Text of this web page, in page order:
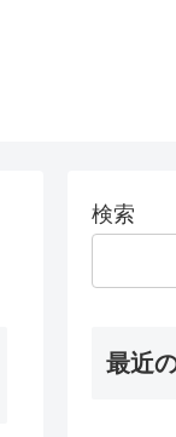
検索
最近